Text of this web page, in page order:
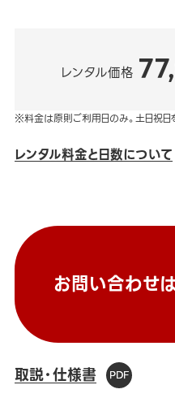
レンタル価格
※料金は原則ご利用日のみ。土日祝日
レンタル料金と日数について
お問い合わせ
取説・仕様書